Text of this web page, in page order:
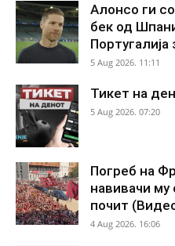
Алонсо ги
бек од
5 Aug 2026. 11:11
Тикет на
5 Aug 2026. 07:20
Погреб на
навивачи
почит
4 Aug 2026. 16:06